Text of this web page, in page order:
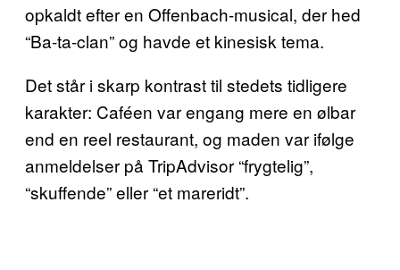
opkaldt efter en Offenbach-musical, der hed
“Ba-ta-clan” og havde et kinesisk tema.
Det står i skarp kontrast til stedets tidligere
karakter: Caféen var engang mere en ølbar
end en reel restaurant, og maden var ifølge
anmeldelser på TripAdvisor “frygtelig”,
“skuffende” eller “et mareridt”.